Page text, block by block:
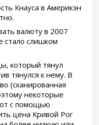
Кнауса в Америкэн
валюту в 2007
стало слишком
который тянул
тянулся к нему. В
(сканированная
некоторые
с помощью
цена Кривой Рог